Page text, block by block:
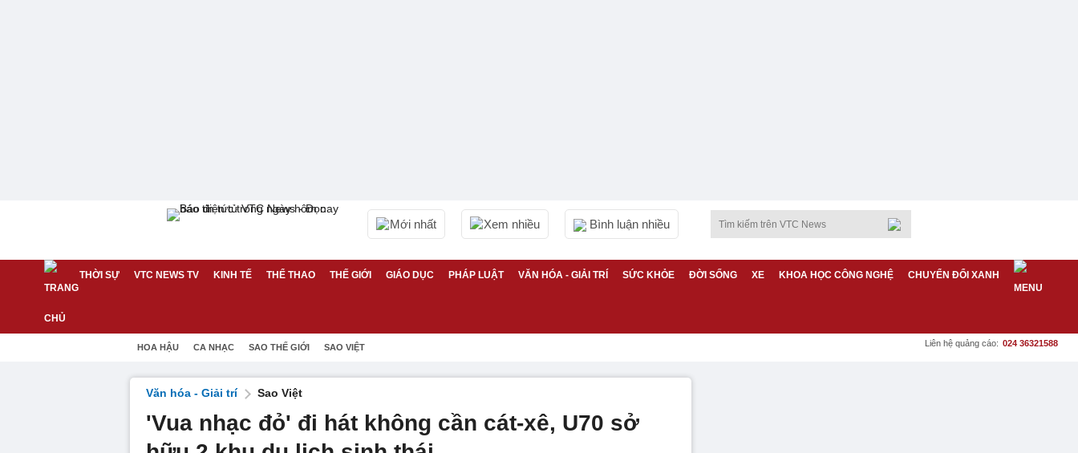
Mới nhất Xem nhiều Bình luận nhiều
THỜI SỰ VTC NEWS TV KINH TẾ THỂ THAO THẾ GIỚI GIÁO DỤC PHÁP LUẬT VĂN HÓA - GIẢI TRÍ SỨC KHỎE ĐỜI SỐNG XE KHOA HỌC CÔNG NGHỆ CHUYỂN ĐỔI XANH
HOA HẬU CA NHẠC SAO THẾ GIỚI SAO VIỆT Liên hệ quảng cáo: 024 36321588
Văn hóa - Giải trí Sao Việt
'Vua nhạc đỏ' đi hát không cần cát-xê, U70 sở